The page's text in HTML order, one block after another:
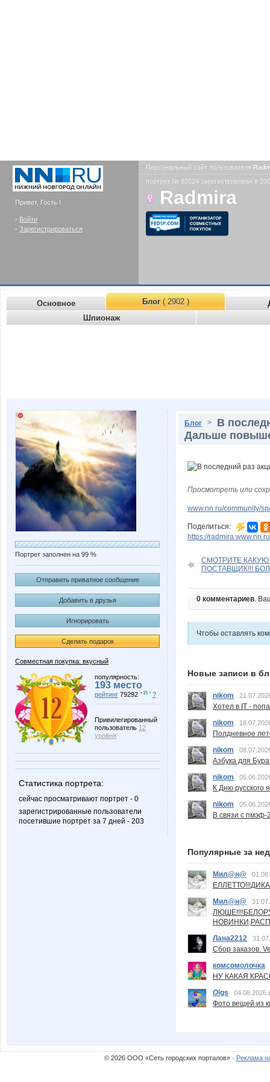
Привет, Гость !
- Войти
- Зарегистрироваться
Персональный сайт пользователя
портрет № 83524 зарегистрирован в
Radmira
Основное Блог( 2902 )
Шпионаж
Портрет заполнен на 99 %
Отправить приватное сообщение
Добавить в друзья
Игнорировать
Сделать подарок
Совместная покупка: вкусный
популярность:
193 место
рейтинг 79292 +15 ↑ ?
Привилегированный
пользователь 12
уровня
Статистика портрета:
сейчас просматривают портрет - 0
зарегистрированные пользователи
посетившие портрет за 7 дней - 203
Блог > В
Дальше
Просмотреть или
www.nn.ru/community/
Поделиться:
https://
СМОТРИТЕ
ПОСТАВЩИК!!!
0 комментариев.
Чтобы оставлять
Новые записи в
nikom
Хотел в IT -
nikom
Полдневное
nikom
Азбука для
nikom
К Дню русского
nikom
В связи с пмэф-
Популярные за
Мил@н@
Мил@н@
Лана2212
Сбор заказов.
комсомолочка
НУ КАКАЯ
Olgs
04.08.2026
Фото вещей из
© 2026 ООО «Сеть городских порталов» · Реклама